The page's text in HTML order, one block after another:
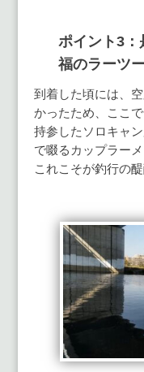
ポイント3：
福のラーツ
到着した頃には、
かったため、ここで
持参したソロキャ
で啜るカップラーメ
これこそが釣行の醍